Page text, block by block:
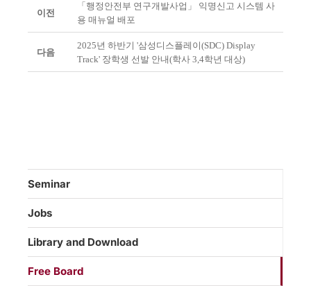
이전
「행정안전부 연구개발사업」 익명신고 시스템 사
용 매뉴얼 배포
다음
2025년 하반기 '삼성디스플레이(SDC) Display
Track' 장학생 선발 안내(학사 3,4학년 대상)
Seminar
Jobs
Library and Download
Free Board